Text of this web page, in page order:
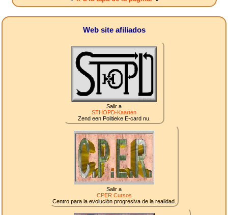
Web site afiliados
Salir a
STHOPD-Kaarten
Zend een Politieke E-card nu.
Salir a
CPER Cursos
Centro para la evolución progresiva de la realidad.